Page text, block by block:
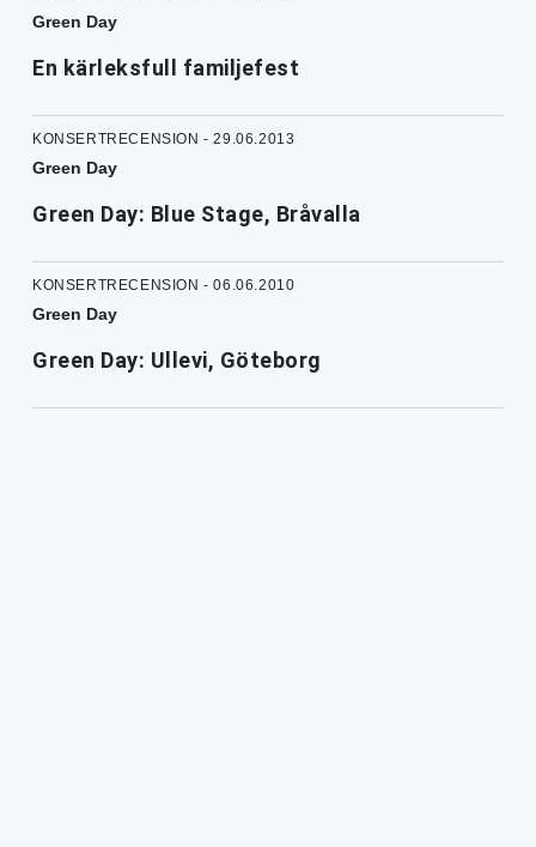
Green Day
En kärleksfull familjefest
KONSERTRECENSION - 29.06.2013
Green Day
Green Day: Blue Stage, Bråvalla
KONSERTRECENSION - 06.06.2010
Green Day
Green Day: Ullevi, Göteborg